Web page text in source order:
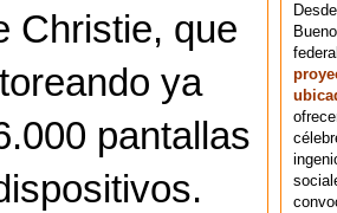
Christie, que
ya
pantallas